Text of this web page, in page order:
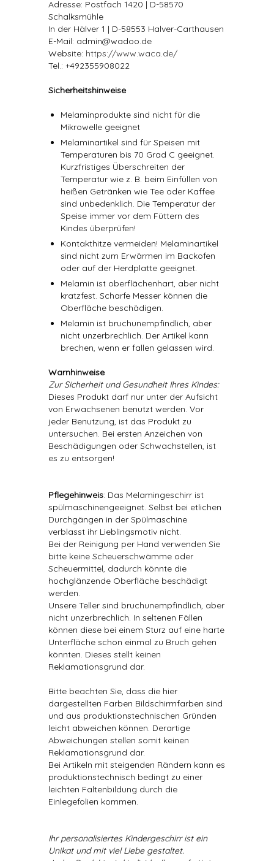
Adresse: Postfach 1420 | D-58570
Schalksmühle
In der Hälver 1 | D-58553 Halver-Carthausen
E-Mail: admin@wadoo.de
Website: https://www.waca.de/
Tel.: +492355908022
Sicherheitshinweise
Melaminprodukte sind nicht für die
Mikrowelle geeignet
Melaminartikel sind für Speisen mit
Temperaturen bis 70 Grad C geeignet.
Kurzfristiges Überschreiten der
Temperatur wie z. B. beim Einfüllen von
heißen Getränken wie Tee oder Kaffee
sind unbedenklich. Die Temperatur der
Speise immer vor dem Füttern des
Kindes überprüfen!
Kontakthitze vermeiden! Melaminartikel
sind nicht zum Erwärmen im Backofen
oder auf der Herdplatte geeignet.
Melamin ist oberflächenhart, aber nicht
kratzfest. Scharfe Messer können die
Oberfläche beschädigen.
Melamin ist bruchunempfindlich, aber
nicht unzerbrechlich. Der Artikel kann
brechen, wenn er fallen gelassen wird.
Warnhinweise
Zur Sicherheit und Gesundheit Ihres Kindes:
Dieses Produkt darf nur unter der Aufsicht
von Erwachsenen benutzt werden. Vor
jeder Benutzung, ist das Produkt zu
untersuchen. Bei ersten Anzeichen von
Beschädigungen oder Schwachstellen, ist
es zu entsorgen!
Pflegehinweis: Das Melamingeschirr ist
spülmaschinengeeignet. Selbst bei etlichen
Durchgängen in der Spülmaschine
verblasst ihr Lieblingsmotiv nicht.
Bei der Reinigung per Hand verwenden Sie
bitte keine Scheuerschwämme oder
Scheuermittel, dadurch könnte die
hochglänzende Oberfläche beschädigt
werden.
Unsere Teller sind bruchunempfindlich, aber
nicht unzerbrechlich. In seltenen Fällen
können diese bei einem Sturz auf eine harte
Unterfläche schon einmal zu Bruch gehen
könnten. Dieses stellt keinen
Reklamationsgrund dar.
Bitte beachten Sie, dass die hier
dargestellten Farben Bildschirmfarben sind
und aus produktionstechnischen Gründen
leicht abweichen können. Derartige
Abweichungen stellen somit keinen
Reklamationsgrund dar.
Bei Artikeln mit steigenden Rändern kann es
produktionstechnisch bedingt zu einer
leichten Faltenbildung durch die
Einlegefolien kommen.
Ihr personalisiertes Kindergeschirr ist ein
Unikat und mit viel Liebe gestaltet.